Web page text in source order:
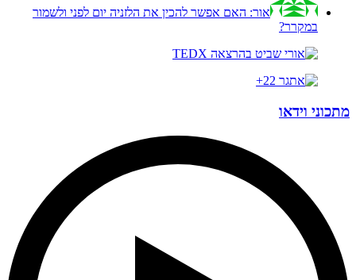
אור: האם אפשר להכין את הלזניה יום לפני ולשמור
במקרר?
מתכוני וידאו